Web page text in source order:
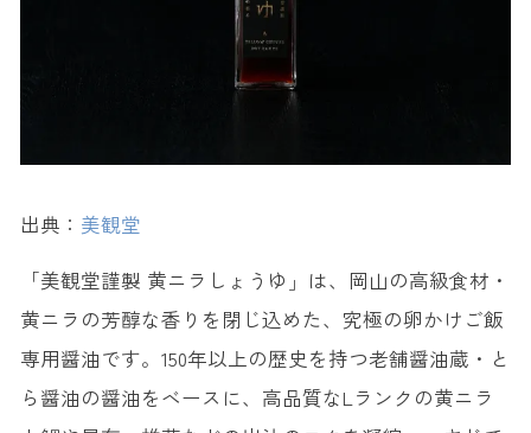
出典： 美観堂
「美観堂謹製 黄ニラしょうゆ」は、岡山の高級食材・
黄ニラの芳醇な香りを閉じ込めた、究極の卵かけご飯
専用醤油です。150年以上の歴史を持つ老舗醤油蔵・と
ら醤油の醤油をベースに、高品質なLランクの黄ニラ